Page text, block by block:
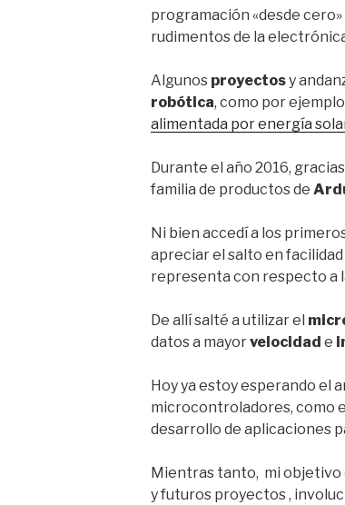
programación «desde
rudimentos de la
Algunos proyectosy
robótica, como por ejemplo
alimentada por energía
Durante el año 2016,
familia de productos de
Ni bien accedí a los
apreciar el salto en
representa con respecto a
De allí salté a utilizar el
datos a mayorvelocidad e
Hoy ya estoy esperando el
microcontroladores, como
desarrollo de aplicaciones
Mientras tanto, mi objetivo
y futuros proyectos ,